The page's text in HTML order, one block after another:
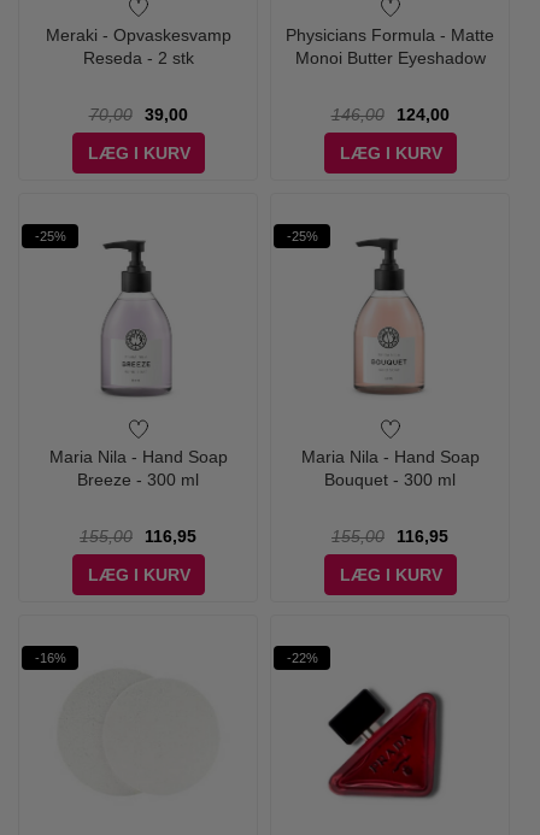
Meraki - Opvaskesvamp
Reseda - 2 stk
70,00
39,00
LÆG I KURV
Physicians Formula - Matte
Monoi Butter Eyeshadow
146,00
124,00
LÆG I KURV
-25%
Maria Nila - Hand Soap
Breeze - 300 ml
155,00
116,95
LÆG I KURV
-25%
Maria Nila - Hand Soap
Bouquet - 300 ml
155,00
116,95
LÆG I KURV
-16% -22%